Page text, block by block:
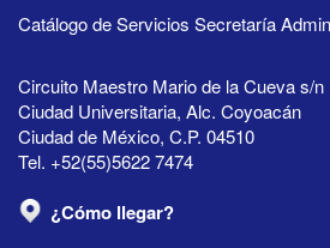
Catálogo de Servicios Secretaría
Circuito Maestro Mario de la Cueva s/n
Ciudad Universitaria, Alc. Coyoacán
Ciudad de México, C.P. 04510
Tel. +52(55)5622 7474
¿Cómo llegar?